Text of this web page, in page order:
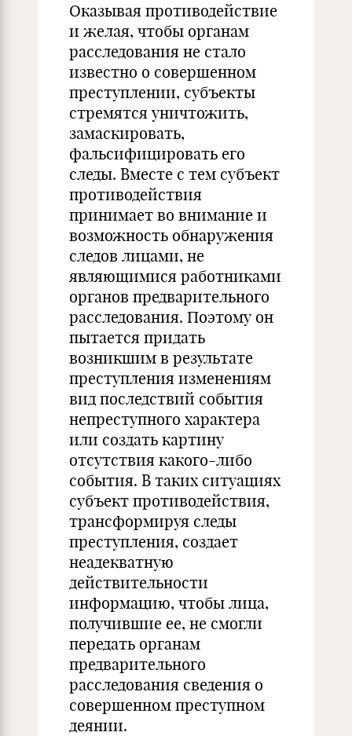
Оказывая противодействие
и желая, чтобы органам
расследования не стало
известно о совершенном
преступлении, субъекты
стремятся уничтожить,
замаскировать,
фальсифицировать его
следы. Вместе с тем субъект
противодействия
принимает во внимание и
возможность обнаружения
следов лицами, не
являющимися работниками
органов предварительного
расследования. Поэтому он
пытается придать
возникшим в результате
преступления изменениям
вид последствий события
непреступного характера
или создать картину
отсутствия какого-либо
события. В таких ситуациях
субъект противодействия,
трансформируя следы
преступления, создает
неадекватную
действительности
информацию, чтобы лица,
получившие ее, не смогли
передать органам
предварительного
расследования сведения о
совершенном преступном
деянии.